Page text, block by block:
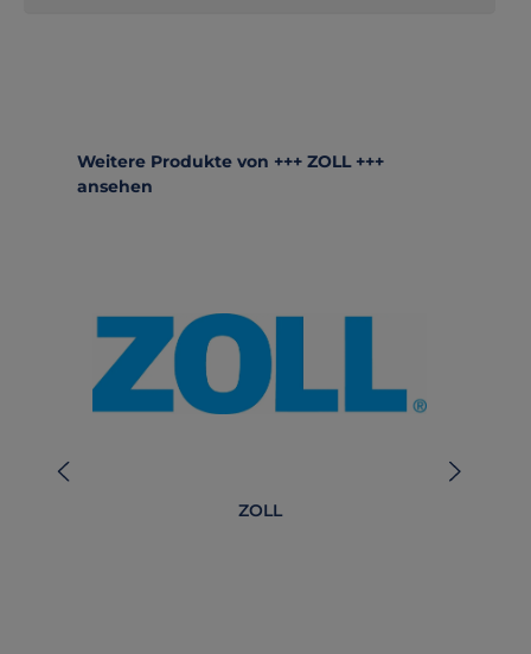
Produktgalerie überspringen
Weitere Produkte von +++ ZOLL +++
ansehen
ZOLL